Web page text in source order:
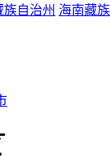
族自治州 海南藏